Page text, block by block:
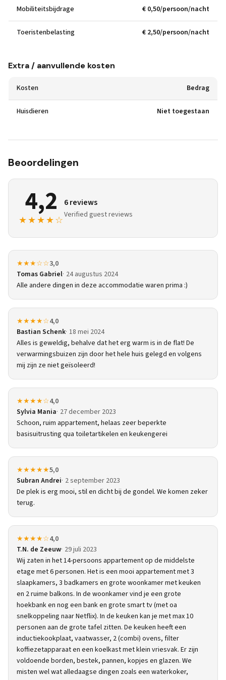
Mobiliteitsbijdrage € 0,50/persoon/nacht
Toeristenbelasting € 2,50/persoon/nacht
Extra / aanvullende kosten
Kosten Bedrag
Huisdieren Niet toegestaan
Beoordelingen
4,2
★★★★☆
6 reviews
Verified guest reviews
★★★☆☆3,0
Tomas Gabriel 24 augustus 2024
Alle andere dingen in deze accommodatie waren prima :)
★★★★☆4,0
Bastian Schenk 18 mei 2024
Alles is geweldig, behalve dat het erg warm is in de flat! De
verwarmingsbuizen zijn door het hele huis gelegd en volgens
mij zijn ze niet geïsoleerd!
★★★★☆4,0
Sylvia Mania 27 december 2023
Schoon, ruim appartement, helaas zeer beperkte
basisuitrusting qua toiletartikelen en keukengerei
★★★★★5,0
Subran Andrei 2 september 2023
De plek is erg mooi, stil en dicht bij de gondel. We komen zeker
terug.
★★★★☆4,0
T.N. de Zeeuw 29 juli 2023
Wij zaten in het 14-persoons appartement op de middelste
etage met 6 personen. Het is een mooi appartement met 3
slaapkamers, 3 badkamers en grote woonkamer met keuken
en 2 ruime balkons. In de woonkamer vind je een grote
hoekbank en nog een bank en grote smart tv (met oa
snelkoppeling naar Netflix). In de keuken kan je met max 10
personen aan de grote tafel zitten. De keuken heeft een
inductiekookplaat, vaatwasser, 2 (combi) ovens, filter
koffiezetapparaat en een koelkast met klein vriesvak. Er zijn
voldoende borden, bestek, pannen, kopjes en glazen. We
misten wel wat alledaagse dingen zoals een waterkoker,